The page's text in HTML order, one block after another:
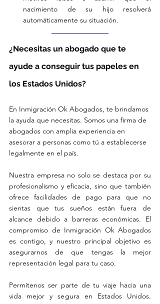
nacimiento de su hijo resolverá
automáticamente su situación.
¿Necesitas un abogado que te
ayude a conseguir tus papeles en
los Estados Unidos?
En Inmigración Ok Abogados, te brindamos
la ayuda que necesitas. Somos una firma de
abogados con amplia experiencia en
asesorar a personas como tú a establecerse
legalmente en el país.
Nuestra empresa no solo se destaca por su
profesionalismo y eficacia, sino que también
ofrece facilidades de pago para que no
sientas que tus sueños están fuera de
alcance debido a barreras económicas. El
compromiso de Inmigración Ok Abogados
es contigo, y nuestro principal objetivo es
asegurarnos de que tengas la mejor
representación legal para tu caso.
Permítenos ser parte de tu viaje hacia una
vida mejor y segura en Estados Unidos.